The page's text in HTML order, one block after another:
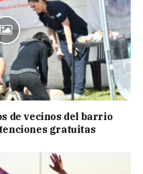
de vecinos del barrio
gratuitas